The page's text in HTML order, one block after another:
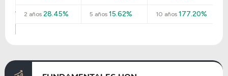
2 años 28.45% 5 años 15.62% 10 años177.20%